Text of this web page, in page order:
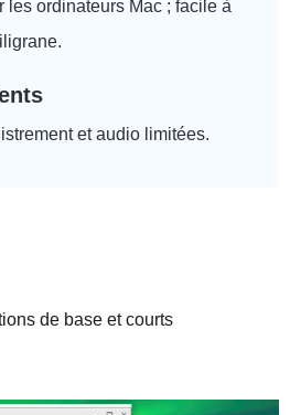
les ordinateurs Mac ; facile à
et audio limitées.
de base et courts